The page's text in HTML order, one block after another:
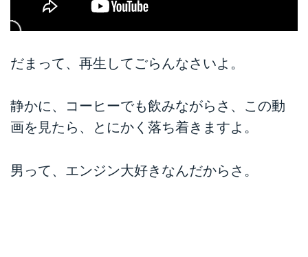
だまって、再生してごらんなさいよ。
静かに、コーヒーでも飲みながらさ、この動
画を見たら、とにかく落ち着きますよ。
男って、エンジン大好きなんだからさ。